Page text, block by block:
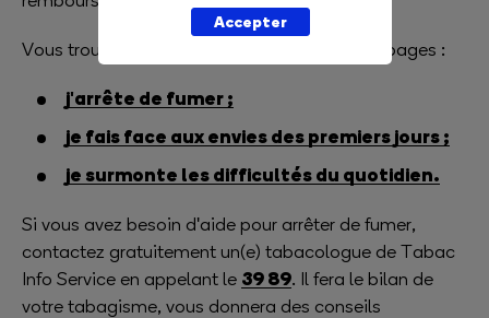
Vous trouverez de multiples conseils sur nos pages :
j'arrête de fumer ;
je fais face aux envies des premiers jours ;
je surmonte les difficultés du quotidien.
Si vous avez besoin d'aide pour arrêter de fumer,
contactez gratuitement un(e) tabacologue de Tabac
Info Service en appelant le 39 89. Il fera le bilan de
votre tabagisme, vous donnera des conseils
Accepter